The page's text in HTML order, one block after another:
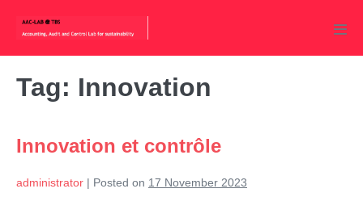
content
Tag: Innovation
Innovation et contrôle
administrator | Posted on 17 November 2023